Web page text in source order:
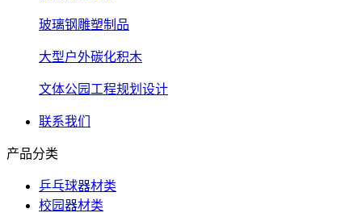
玻璃钢雕塑制品
大型户外碳化积木
文体公园工程规划设计
联系我们
产品分类
乒乓球器材类
校园器材类